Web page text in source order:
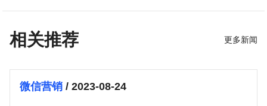
相关推荐 更多新闻
微信营销/ 2023-08-24